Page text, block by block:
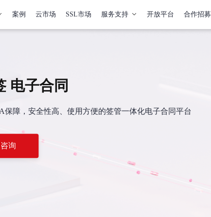
案例 云市场 SSL市场 服务支持 开放平台 合作招募
电子合同
保障，安全性高、使用方便的签管一体化电子合同平台
询